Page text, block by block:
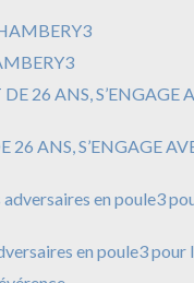
26 ANS, S’ENGAGE
en poule3 pour